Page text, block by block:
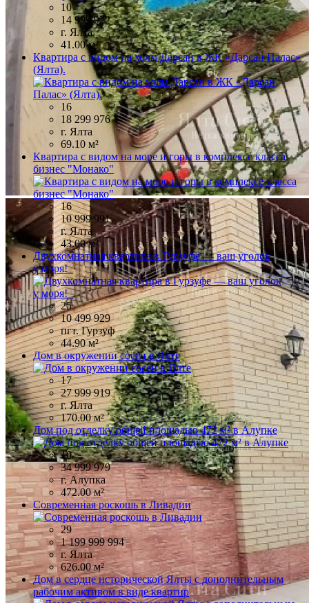
10
14 999 922
г. Ялта
41.00 м²
Квартира с видом на холм Дарсан в ЖК «Дарсан Палас»
(Ялта).
16
18 299 976
г. Ялта
69.10 м²
Квартира с видом на море и горы в комплексе класса
бизнес "Монако"
16
10 999 991
г. Ялта
43.00 м²
Двухкомнатная квартира в Гурзуфе — ваш уголок
у моря!
25
10 499 929
пгт. Гурзуф
44.90 м²
Дом в окружении сосен в Ялте
17
27 999 919
г. Ялта
170.00 м²
Дом под отделку общей площадью 472 м² в Алупке
10
34 999 979
г. Алупка
472.00 м²
Современная роскошь в Ливадии
29
1 199 999 994
г. Ялта
626.00 м²
Дом в сердце исторической Ялты с дополнительным
рабочим активом в виде квартир